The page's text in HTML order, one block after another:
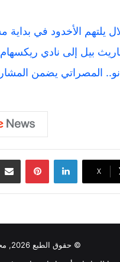
يلتهم الأخدود في بداية
بيل إلى نادي ريكسهام
المصراتي يضمن
‫X
لينكدإن بينتيريست
© حقوق الطبع 2026, محفوظة |